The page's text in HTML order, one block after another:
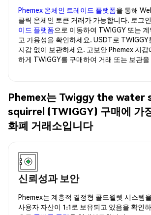
Phemex 온체인 트레이드 플랫폼을 통해
클릭 온체인 토큰 거래가 가능합니다. 로그
이드 플랫폼으로 이동하여 TWIGGY 또는
고 가용성을 확인하세요. USDT로 TWIGGY
지갑 없이 보관하세요. 고보안 Phemex 지갑
하게 TWIGGY를 구매하여 거래 또는 보관
Phemex는 Twiggy the water
squirrel (TWIGGY) 구매에 가
화폐 거래소입니다
신뢰성과 보안
Phemex는 계층적 결정형 콜드월렛 시스템
사용자 자산이 1:1로 보유되고 있음을 확인